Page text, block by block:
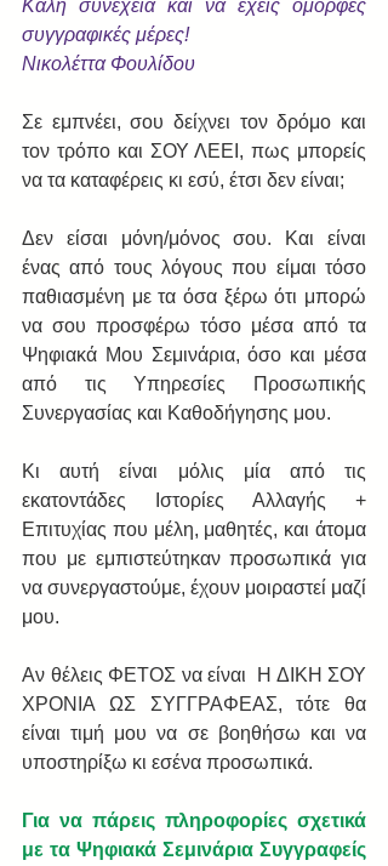
Καλή συνέχεια και να έχεις όμορφες
συγγραφικές μέρες!
Νικολέττα Φουλίδου
Σε εμπνέει, σου δείχνει τον δρόμο και
τον τρόπο και ΣΟΥ ΛΕΕΙ, πως μπορείς
να τα καταφέρεις κι εσύ, έτσι δεν είναι;
Δεν είσαι μόνη/μόνος σου. Και είναι
ένας από τους λόγους που είμαι τόσο
παθιασμένη με τα όσα ξέρω ότι μπορώ
να σου προσφέρω τόσο μέσα από τα
Ψηφιακά Μου Σεμινάρια, όσο και μέσα
από τις Υπηρεσίες Προσωπικής
Συνεργασίας και Καθοδήγησης μου.
Κι αυτή είναι μόλις μία από τις
εκατοντάδες Ιστορίες Αλλαγής +
Επιτυχίας που μέλη, μαθητές, και άτομα
που με εμπιστεύτηκαν προσωπικά για
να συνεργαστούμε, έχουν μοιραστεί μαζί
μου.
Αν θέλεις ΦΕΤΟΣ να είναι  Η ΔΙΚΗ ΣΟΥ
ΧΡΟΝΙΑ ΩΣ ΣΥΓΓΡΑΦΕΑΣ, τότε θα
είναι τιμή μου να σε βοηθήσω και να
υποστηρίξω κι εσένα προσωπικά.
Για να πάρεις πληροφορίες σχετικά
με τα Ψηφιακά Σεμινάρια Συγγραφείς